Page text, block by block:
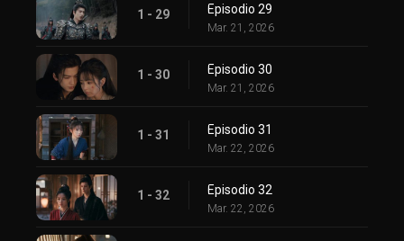
1 - 29 Episodio 29
Mar. 21, 2026
1 - 30 Episodio 30
Mar. 21, 2026
1 - 31 Episodio 31
Mar. 22, 2026
1 - 32 Episodio 32
Mar. 22, 2026